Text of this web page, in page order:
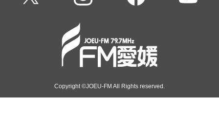
Copyright ©JOEU-FM All Rights reserved.